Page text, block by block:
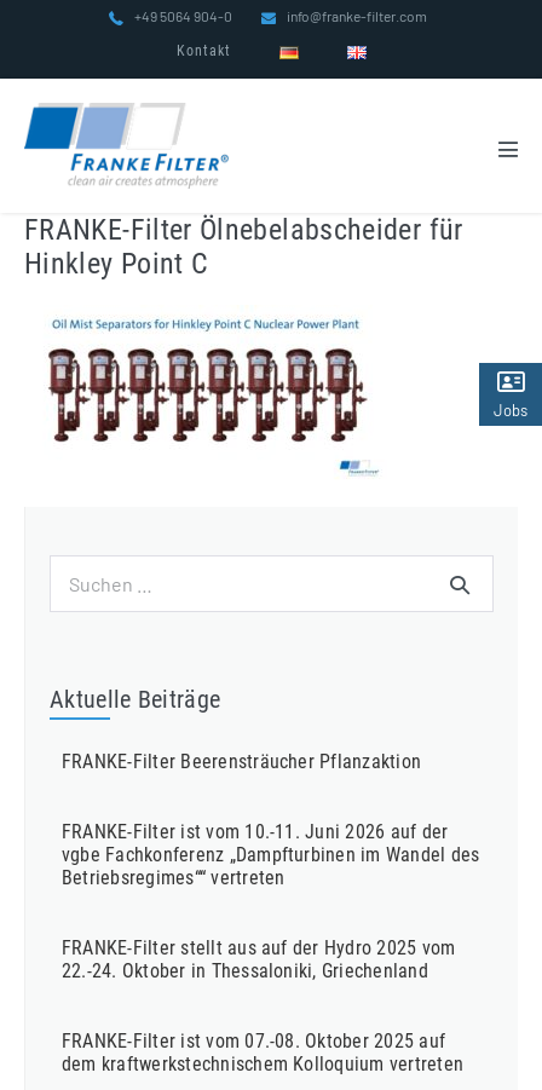
+49 5064 904-0 info@franke-filter.com
Kontakt
FRANKE-Filter Ölnebelabscheider für
Hinkley Point C
nach:
Aktuelle Beiträge
FRANKE-Filter Beerensträucher Pflanzaktion
FRANKE-Filter ist vom 10.-11. Juni 2026 auf der
vgbe Fachkonferenz „Dampfturbinen im Wandel des
Betriebsregimes““ vertreten
FRANKE-Filter stellt aus auf der Hydro 2025 vom
22.-24. Oktober in Thessaloniki, Griechenland
FRANKE-Filter ist vom 07.-08. Oktober 2025 auf
dem kraftwerkstechnischem Kolloquium vertreten
Jobs